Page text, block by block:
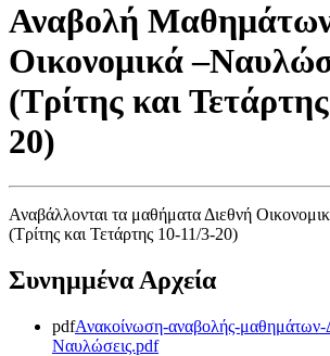
Αναβολή Μαθημάτων
Οικονομικά
(Τρίτης και
20)
Αναβάλλονται τα μαθήματα Διεθνή
(Τρίτης και Τετάρτης 10-11/3-20)
Συνημμένα Αρχεία
pdfΑνακοίνωση-αναβολής-μαθημάτων-
Ναυλώσεις.pdf